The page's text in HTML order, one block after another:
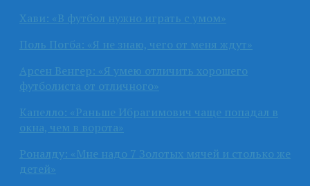
Хави: «В футбол нужно играть с умом»
Поль Погба: «Я не знаю, чего от меня ждут»
Арсен Венгер: «Я умею отличить хорошего
футболиста от отличного»
Капелло: «Раньше Ибрагимович чаще попадал в
окна, чем в ворота»
Роналду: «Мне надо 7 Золотых мячей и столько же
детей»